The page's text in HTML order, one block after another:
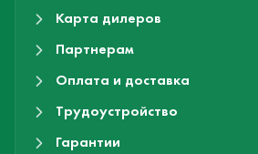
Карта дилеров
Партнерам
Оплата и доставка
Трудоустройство
Гарантии